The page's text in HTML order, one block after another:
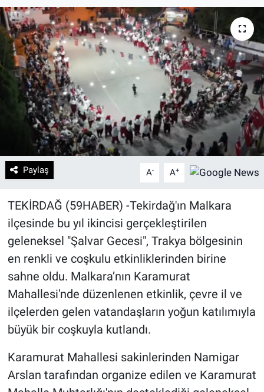
Paylaş A- A+
​TEKİRDAĞ (59HABER) -Tekirdağ'ın Malkara
ilçesinde bu yıl ikincisi gerçekleştirilen
geleneksel "Şalvar Gecesi", Trakya bölgesinin
en renkli ve coşkulu etkinliklerinden birine
sahne oldu. Malkara’nın Karamurat
Mahallesi'nde düzenlenen etkinlik, çevre il ve
ilçelerden gelen vatandaşların yoğun katılımıyla
büyük bir coşkuyla kutlandı.
​Karamurat Mahallesi sakinlerinden Namigar
Arslan tarafından organize edilen ve Karamurat